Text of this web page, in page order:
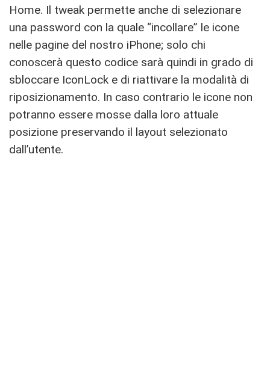
Home. Il tweak permette anche di selezionare
una password con la quale “incollare” le icone
nelle pagine del nostro iPhone; solo chi
conoscerà questo codice sarà quindi in grado di
sbloccare IconLock e di riattivare la modalità di
riposizionamento. In caso contrario le icone non
potranno essere mosse dalla loro attuale
posizione preservando il layout selezionato
dall’utente.